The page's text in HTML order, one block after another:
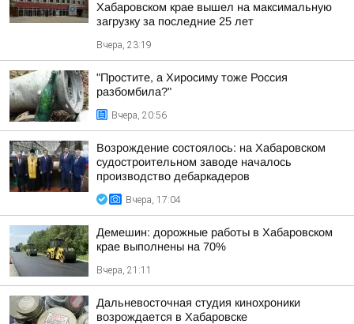
Хабаровском крае вышел на максимальную
загрузку за последние 25 лет
Вчера, 23:19
"Простите, а Хиросиму тоже Россия
разбомбила?"
Вчера, 20:56
Возрождение состоялось: на Хабаровском
судостроительном заводе началось
производство дебаркадеров
Вчера, 17:04
Демешин: дорожные работы в Хабаровском
крае выполнены на 70%
Вчера, 21:11
Дальневосточная студия кинохроники
возрождается в Хабаровске